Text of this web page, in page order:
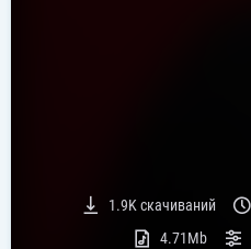
1.9Kскачиваний
4.71Mb